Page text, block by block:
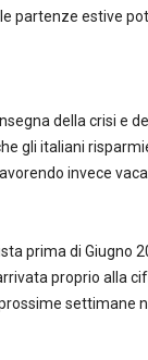
partenze estive
della crisi e
gli italiani
invece
prima di Giugno
proprio alla
settimane